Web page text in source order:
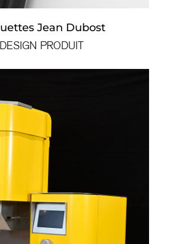
Jean Dubost
DESIGN PRODUIT